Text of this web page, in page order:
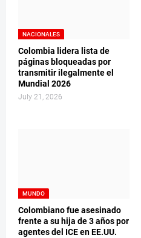
NACIONALES
Colombia lidera lista de
páginas bloqueadas por
transmitir ilegalmente el
Mundial 2026
July 21, 2026
MUNDO
Colombiano fue asesinado
frente a su hija de 3 años por
agentes del ICE en EE.UU.